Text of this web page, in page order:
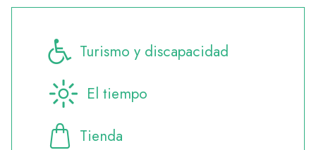
Turismo y discapacidad
El tiempo
Tienda